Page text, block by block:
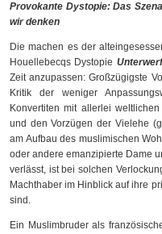
Provokante Dystopie: Das
wir denken
Die machen es der
Houellebecqs Dystopie
Zeit anzupassen: Großzügigste
Kritik der weniger
Konvertiten mit allerlei
und den Vorzügen der Vielehe
am Aufbau des muslimischen
oder andere emanzipierte Dame
verlässt, ist bei solchen
Machthaber im Hinblick auf ihre
sind.
Ein Muslimbruder als